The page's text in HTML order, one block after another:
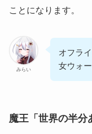
ことになります。
みらい
オフラ
女ウォ
魔王「世界の半分